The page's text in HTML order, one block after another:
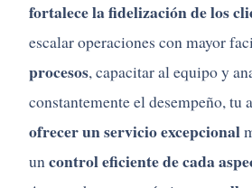
fortalecelafidelizacióndelos
escalaroperaciones conmayor
procesos,capacitaralequipoy
constantementeeldesempeño,tu
ofrecerunservicioexcepcional
uncontroleficientedecada